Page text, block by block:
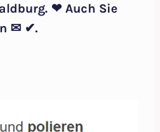
❤ Auch Sie
✉ ✔.